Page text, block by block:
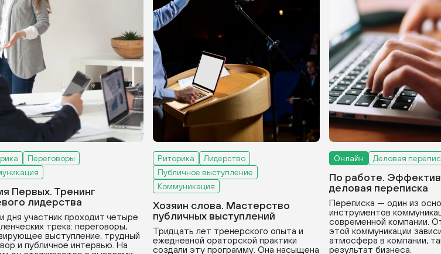
Переговоры
Первых. Тренинг
лидерства
дня участник проходит четыре
трека: переговоры,
выступление, трудный
и публичное интервью. На
Риторика
Лидерство
Публичное выступление
Коммуникация
Хозяин слова. Мастерство
публичных выступлений
Тридцать лет тренерского опыта и
ежедневной ораторской практики
создали эту программу. Она насыщена
Онлайн Деловая
По работе.
деловая переписка
Переписка — один из
инструментов
современной компании.
этой коммуникации
атмосфера в компании,
результат бизнеса.